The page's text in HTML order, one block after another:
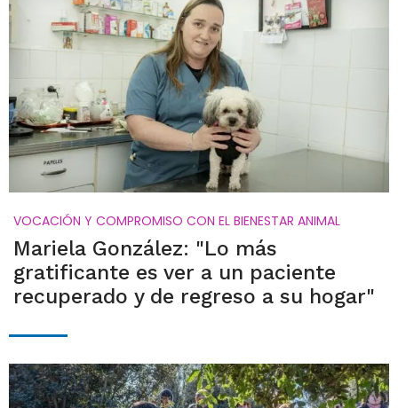
VOCACIÓN Y COMPROMISO CON EL BIENESTAR ANIMAL
Mariela González: "Lo más
gratificante es ver a un paciente
recuperado y de regreso a su hogar"